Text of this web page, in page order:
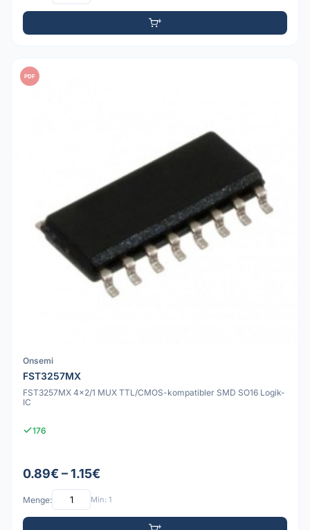
PDF
Onsemi
FST3257MX
FST3257MX 4x2/1 MUX TTL/CMOS-kompatibler SMD SO16 Logik-
IC
176
0.89€ – 1.15€
Menge: Min: 1